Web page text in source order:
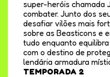
super-heróis chamada
combater. Junto dos
desafiar vilões mais
sobre as Beasticons e
tudo enquanto
com o destino de
lendária armadura
TEMPORADA 2